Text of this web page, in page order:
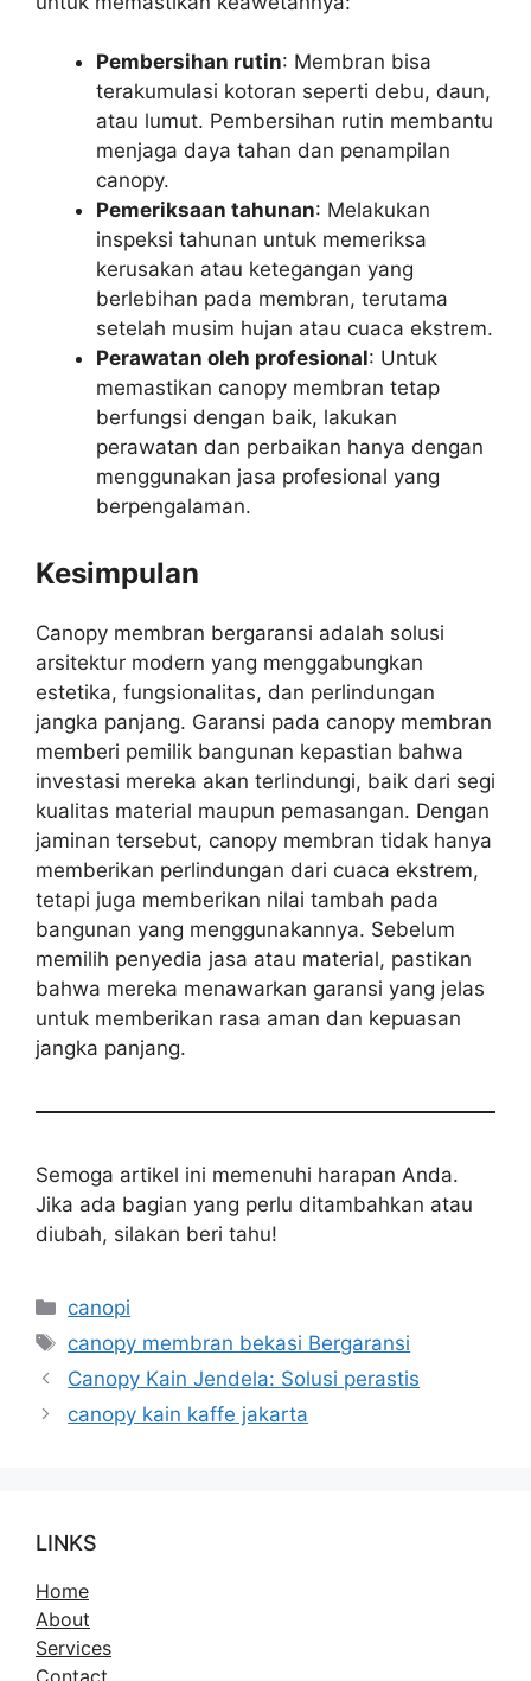
Pembersihan rutin: Membran bisa
terakumulasi kotoran seperti debu, daun,
atau lumut. Pembersihan rutin membantu
menjaga daya tahan dan penampilan
canopy.
Pemeriksaan tahunan: Melakukan
inspeksi tahunan untuk memeriksa
kerusakan atau ketegangan yang
berlebihan pada membran, terutama
setelah musim hujan atau cuaca ekstrem.
Perawatan oleh profesional: Untuk
memastikan canopy membran tetap
berfungsi dengan baik, lakukan
perawatan dan perbaikan hanya dengan
menggunakan jasa profesional yang
berpengalaman.
Kesimpulan
Canopy membran bergaransi adalah solusi
arsitektur modern yang menggabungkan
estetika, fungsionalitas, dan perlindungan
jangka panjang. Garansi pada canopy membran
memberi pemilik bangunan kepastian bahwa
investasi mereka akan terlindungi, baik dari segi
kualitas material maupun pemasangan. Dengan
jaminan tersebut, canopy membran tidak hanya
memberikan perlindungan dari cuaca ekstrem,
tetapi juga memberikan nilai tambah pada
bangunan yang menggunakannya. Sebelum
memilih penyedia jasa atau material, pastikan
bahwa mereka menawarkan garansi yang jelas
untuk memberikan rasa aman dan kepuasan
jangka panjang.
Semoga artikel ini memenuhi harapan Anda.
Jika ada bagian yang perlu ditambahkan atau
diubah, silakan beri tahu!
Kategori
canopi
Tag
canopy membran bekasi Bergaransi
Canopy Kain Jendela: Solusi perastis
canopy kain kaffe jakarta
LINKS
Home
About
Services
Contact